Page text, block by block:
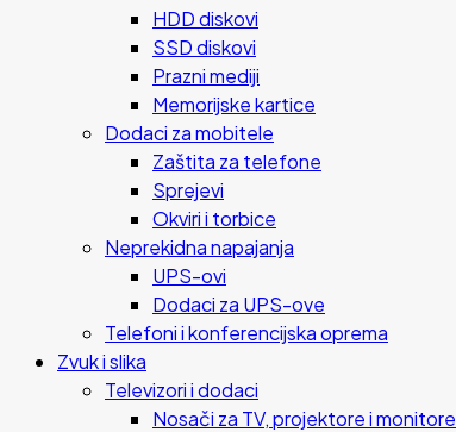
HDD diskovi
SSD diskovi
Prazni mediji
Memorijske kartice
Dodaci za mobitele
Zaštita za telefone
Sprejevi
Okviri i torbice
Neprekidna napajanja
UPS-ovi
Dodaci za UPS-ove
Telefoni i konferencijska oprema
Zvuk i slika
Televizori i dodaci
Nosači za TV, projektore i monitore